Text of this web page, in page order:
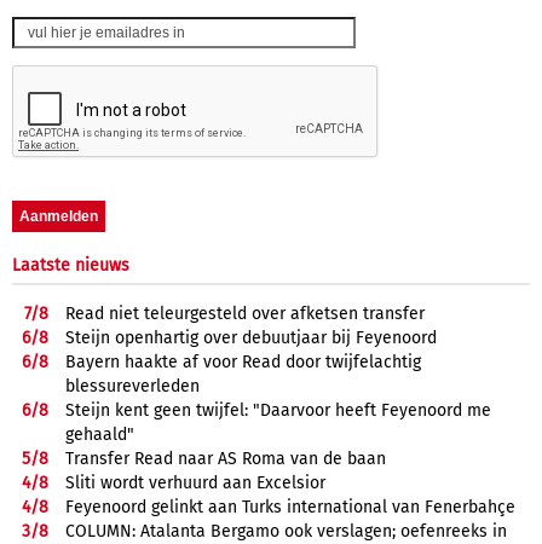
Laatste nieuws
7/8
Read niet teleurgesteld over afketsen transfer
6/8
Steijn openhartig over debuutjaar bij Feyenoord
6/8
Bayern haakte af voor Read door twijfelachtig
blessureverleden
6/8
Steijn kent geen twijfel: "Daarvoor heeft Feyenoord me
gehaald"
5/8
Transfer Read naar AS Roma van de baan
4/8
Sliti wordt verhuurd aan Excelsior
4/8
Feyenoord gelinkt aan Turks international van Fenerbahçe
3/8
COLUMN: Atalanta Bergamo ook verslagen; oefenreeks in